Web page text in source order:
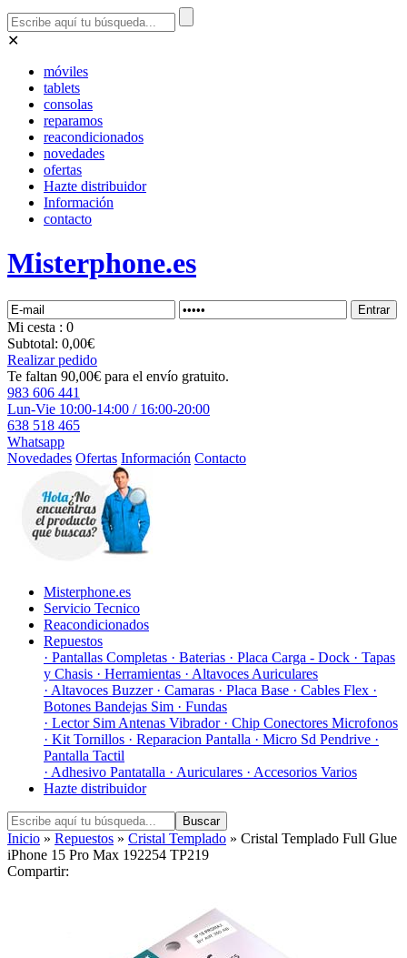
✕
móviles
tablets
consolas
reparamos
reacondicionados
novedades
ofertas
Hazte distribuidor
Información
contacto
Misterphone.es
Mi cesta : 0
Subtotal: 0,00€
Realizar pedido
Te faltan 90,00€ para el envío gratuito.
983 606 441
Lun-Vie 10:00-14:00 / 16:00-20:00
638 518 465
Whatsapp
Novedades Ofertas Información Contacto
Misterphone.es
Servicio Tecnico
Reacondicionados
Repuestos
· Pantallas Completas · Baterias · Placa Carga - Dock · Tapas
y Chasis · Herramientas · Altavoces Auriculares
· Altavoces Buzzer · Camaras · Placa Base · Cables Flex ·
Botones Bandejas Sim · Fundas
· Lector Sim Antenas Vibrador · Chip Conectores Microfonos
· Kit Tornillos · Reparacion Pantalla · Micro Sd Pendrive ·
Pantalla Tactil
· Adhesivo Pantatalla · Auriculares · Accesorios Varios
Hazte distribuidor
Buscar
Inicio » Repuestos » Cristal Templado » Cristal Templado Full Glue
iPhone 15 Pro Max 192254 TP219
Compartir: